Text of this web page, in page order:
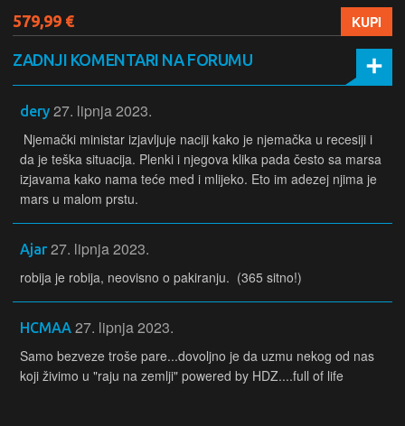
579,99 € KUPI
ZADNJI KOMENTARI NA FORUMU
dery 27. lipnja 2023.
Njemački ministar izjavljuje naciji kako je njemačka u recesiji i
da je teška situacija. Plenki i njegova klika pada često sa marsa
izjavama kako nama teće med i mlijeko. Eto im adezej njima je
mars u malom prstu.
Ajar 27. lipnja 2023.
robija je robija, neovisno o pakiranju. (365 sitno!)
HCMAA 27. lipnja 2023.
Samo bezveze troše pare...dovoljno je da uzmu nekog od nas
koji živimo u "raju na zemlji" powered by HDZ....full of life